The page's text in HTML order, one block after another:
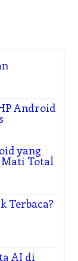
Android
yang
Total
Terbaca?
AI di